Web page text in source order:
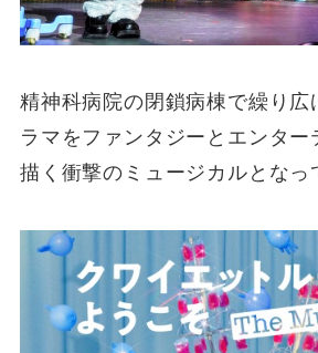
精神科病院の閉鎖病棟で繰り広
ラマをファンタジーとエンタ
描く衝撃のミュージカルとなっ